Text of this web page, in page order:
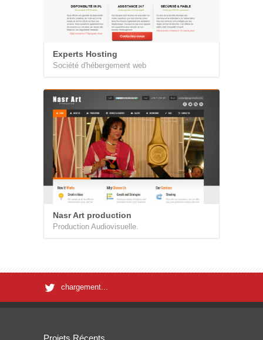
Experts Hosting
Société d'hébergement web
Nasr Art production
Production Audiovisuelle.
chargement...
Projets Récents